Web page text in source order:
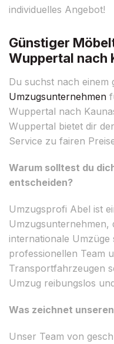
individuelles Angebot!
Günstiger
Wuppertal nach
Du suchst nach einem
Umzugsunternehmen
Wuppertal nach
Wuppertal bietet dir
Service zu fairen
Warum solltest du
entscheiden?
Umzugsprofi Abel ist
Umzugsunternehmen,
internationale Umzüge
professionellen Team
Transportfahrzeugen
Umzug reibungslos
Was zeichnet
Unser Team von